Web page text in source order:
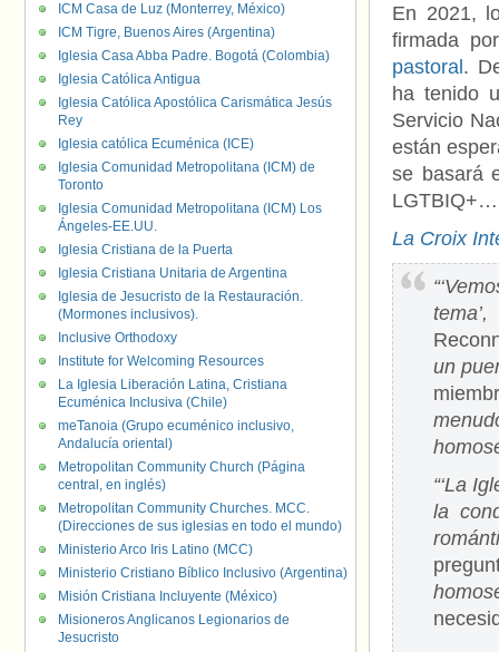
En 2021,
firmada
pastoral .
ha tenido
Servicio
están
se basará
LGTBIQ+…
La Croix
un
“‘La
la
ICM Casa de Luz (Monterrey, México)
ICM Tigre, Buenos Aires (Argentina)
Iglesia Casa Abba Padre. Bogotá (Colombia)
Iglesia Católica Antigua
Iglesia Católica Apostólica Carismática Jesús
Rey
Iglesia católica Ecuménica (ICE)
Iglesia Comunidad Metropolitana (ICM) de
Toronto
Iglesia Comunidad Metropolitana (ICM) Los
Ángeles-EE.UU.
Iglesia Cristiana de la Puerta
Iglesia Cristiana Unitaria de Argentina
Iglesia de Jesucristo de la Restauración.
(Mormones inclusivos).
Inclusive Orthodoxy
Institute for Welcoming Resources
La Iglesia Liberación Latina, Cristiana
Ecuménica Inclusiva (Chile)
meTanoia (Grupo ecuménico inclusivo,
Andalucía oriental)
Metropolitan Community Church (Página
central, en inglés)
Metropolitan Community Churches. MCC.
(Direcciones de sus iglesias en todo el mundo)
Ministerio Arco Iris Latino (MCC)
Ministerio Cristiano Bíblico Inclusivo (Argentina)
Misión Cristiana Incluyente (México)
Misioneros Anglicanos Legionarios de
Jesucristo